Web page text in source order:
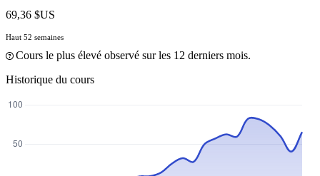
69,36 $US
Haut 52 semaines
Cours le plus élevé observé sur les 12 derniers mois.
Historique du cours